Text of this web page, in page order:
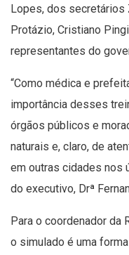
Lopes, dos secretários
Protázio, Cristiano
representantes do
“Como médica e
importância desses
órgãos públicos e
naturais e, claro, de
em outras cidades nos
do executivo, Drª
Para o coordenador da
o simulado é uma